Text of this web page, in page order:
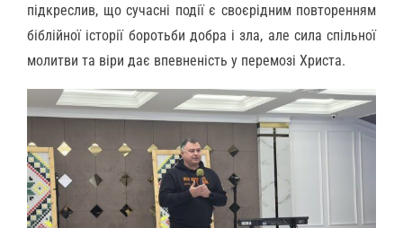
підкреслив, що сучасні події є своєрідним повторенням
біблійної історії боротьби добра і зла, але сила спільної
молитви та віри дає впевненість у перемозі Христа.